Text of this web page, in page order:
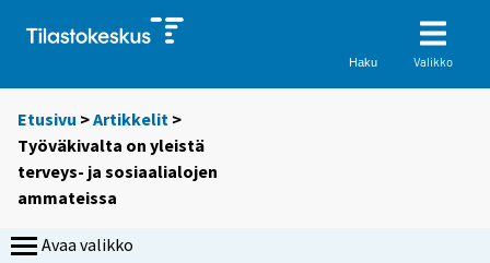
Haku Valikko
Etusivu >Artikkelit >
Työväkivalta on yleistä
terveys- ja sosiaalialojen
ammateissa
Avaa valikko